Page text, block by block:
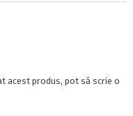
acest produs, pot să scrie o